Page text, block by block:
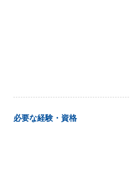
必要な経験・資格